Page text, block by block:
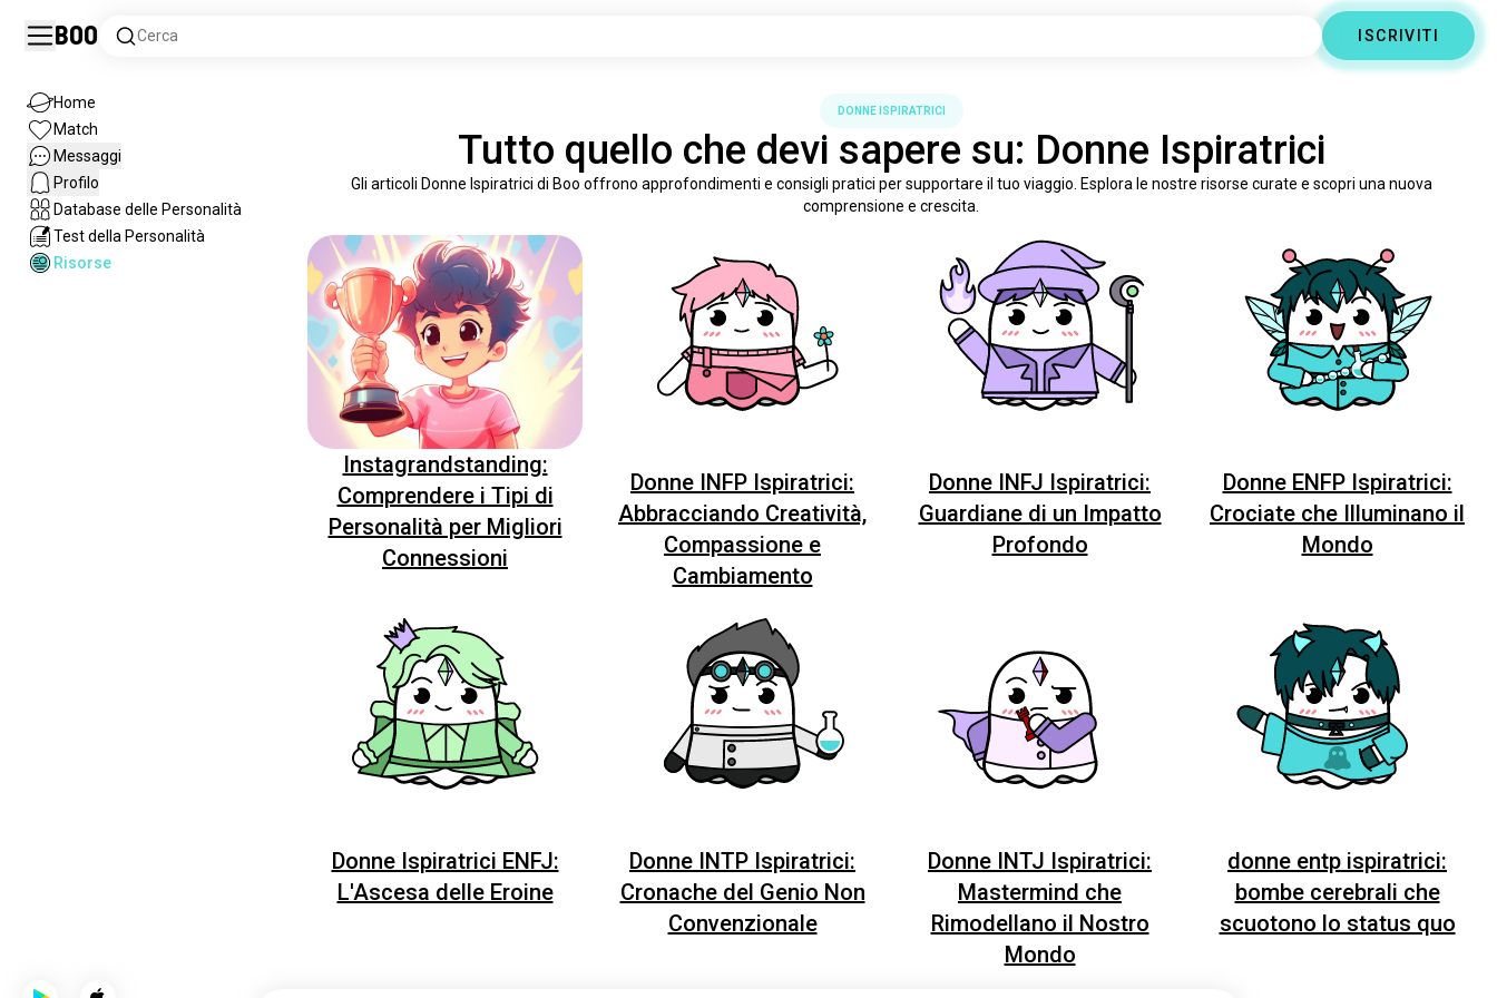
Boo Cerca ISCRIVITI
Home
Match
Messaggi
Profilo
Database delle Personalità
Test della Personalità
Risorse
DONNE ISPIRATRICI
Tutto quello che devi sapere su: Donne Ispiratrici
Gli articoli Donne Ispiratrici di Boo offrono approfondimenti e consigli pratici per supportare il tuo viaggio. Esplora le nostre risorse curate e scopri una nuova
comprensione e crescita.
Instagrandstanding:
Comprendere i Tipi di
Personalità per Migliori
Connessioni
Donne INFP Ispiratrici:
Abbracciando Creatività,
Compassione e
Cambiamento
Donne INFJ Ispiratrici:
Guardiane di un Impatto
Profondo
Donne ENFP Ispiratrici:
Crociate che Illuminano il
Mondo
Donne Ispiratrici ENFJ:
L'Ascesa delle Eroine
Donne INTP Ispiratrici:
Cronache del Genio Non
Convenzionale
Donne INTJ Ispiratrici:
Mastermind che
Rimodellano il Nostro
Mondo
donne entp ispiratrici:
bombe cerebrali che
scuotono lo status quo
si è appena iscritt*.